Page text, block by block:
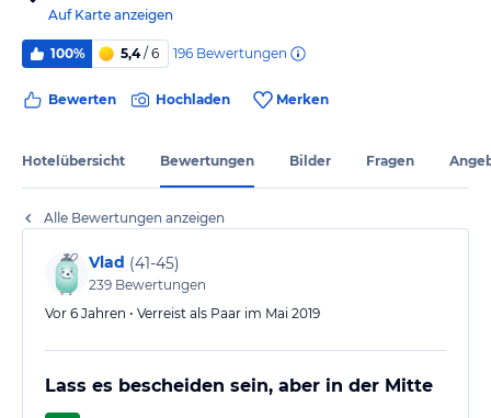
Auf Karte anzeigen
100% 5,4/ 6 196 Bewertungen
Bewerten Hochladen Merken
Hotelübersicht Bewertungen Bilder Fragen
Alle Bewertungen anzeigen
Vlad (41-45)
239 Bewertungen
Vor 6 Jahren • Verreist als Paar im Mai 2019
Lass es bescheiden sein, aber in der Mitte